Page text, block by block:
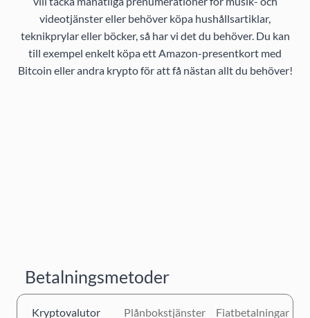
videotjänster eller behöver köpa hushållsartiklar,
teknikprylar eller böcker, så har vi det du behöver. Du kan
till exempel enkelt köpa ett Amazon-presentkort med
Bitcoin eller andra krypto för att få nästan allt du behöver!
Betalningsmetoder
Kryptovalutor Plånbokstjänster Fiatbetalningar